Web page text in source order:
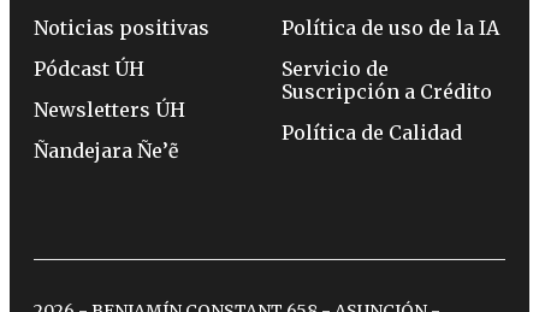
Noticias positivas
Pódcast ÚH
Newsletters ÚH
Ñandejara Ñe’ẽ
Política de uso de la IA
Servicio de
Suscripción a Crédito
Política de Calidad